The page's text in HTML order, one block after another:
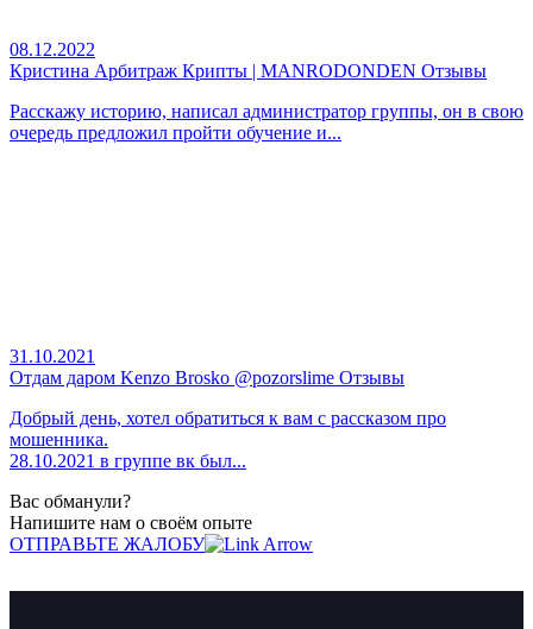
08.12.2022
Кристина Арбитраж Крипты | MANRODONDEN Отзывы
Расскажу историю, написал администратор группы, он в свою
очередь предложил пройти обучение и...
31.10.2021
Отдам даром Kenzo Brosko @pozorslime Отзывы
Добрый день, хотел обратиться к вам с рассказом про
мошенника.
28.10.2021 в группе вк был...
Вас обманули?
Напишите нам о своём опыте
ОТПРАВЬТЕ ЖАЛОБУ